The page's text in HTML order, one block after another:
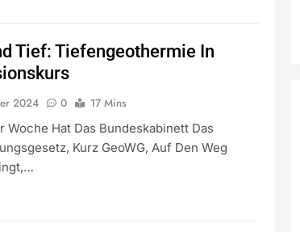
Tief: Tiefengeothermie In
2024 0
17 Mins
Woche Hat Das Bundeskabinett Das
Kurz GeoWG, Auf Den Weg